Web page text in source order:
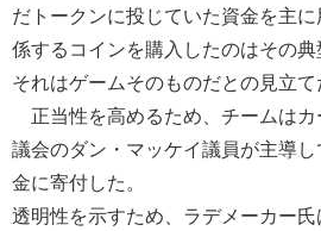
だトークンに投じていた資金を主
係するコインを購入したのはその典
それはゲームそのものだとの見立て
正当性を高めるため、チームは
議会のダン・マッケイ議員が主導
金に寄付した。
透明性を示すため、ラデメーカー